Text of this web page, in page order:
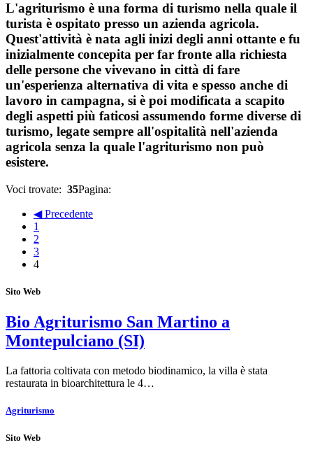
L'agriturismo è una forma di turismo nella quale il
turista è ospitato presso un azienda agricola.
Quest'attività è nata agli inizi degli anni ottante e fu
inizialmente concepita per far fronte alla richiesta
delle persone che vivevano in città di fare
un'esperienza alternativa di vita e spesso anche di
lavoro in campagna, si è poi modificata a scapito
degli aspetti più faticosi assumendo forme diverse di
turismo, legate sempre all'ospitalità nell'azienda
agricola senza la quale l'agriturismo non può
esistere.
Voci trovate: 35Pagina:
◀ Precedente
1
2
3
4
Sito Web
Bio Agriturismo San Martino a
Montepulciano (SI)
La fattoria coltivata con metodo biodinamico, la villa è stata
restaurata in bioarchitettura le 4…
Agriturismo
Sito Web